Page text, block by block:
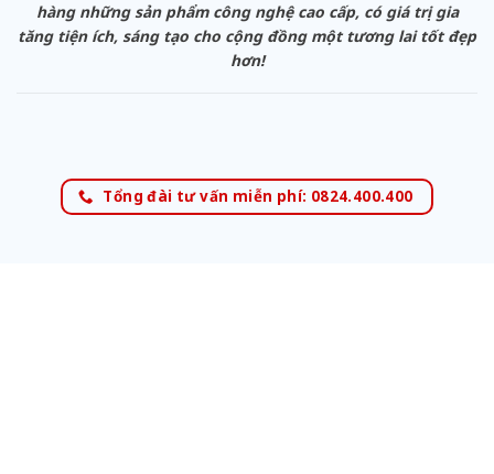
hàng những sản phẩm công nghệ cao cấp, có giá trị gia
tăng tiện ích, sáng tạo cho cộng đồng một tương lai tốt đẹp
hơn!
Tổng đài tư vấn miễn phí: 0824.400.400